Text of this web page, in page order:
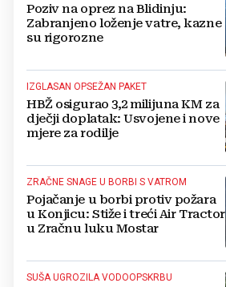
Poziv na oprez na Blidinju:
Zabranjeno loženje vatre, kazne
su rigorozne
IZGLASAN OPSEŽAN PAKET
HBŽ osigurao 3,2 milijuna KM za
dječji doplatak: Usvojene i nove
mjere za rodilje
ZRAČNE SNAGE U BORBI S VATROM
Pojačanje u borbi protiv požara
u Konjicu: Stiže i treći Air Tractor
u Zračnu luku Mostar
SUŠA UGROZILA VODOOPSKRBU